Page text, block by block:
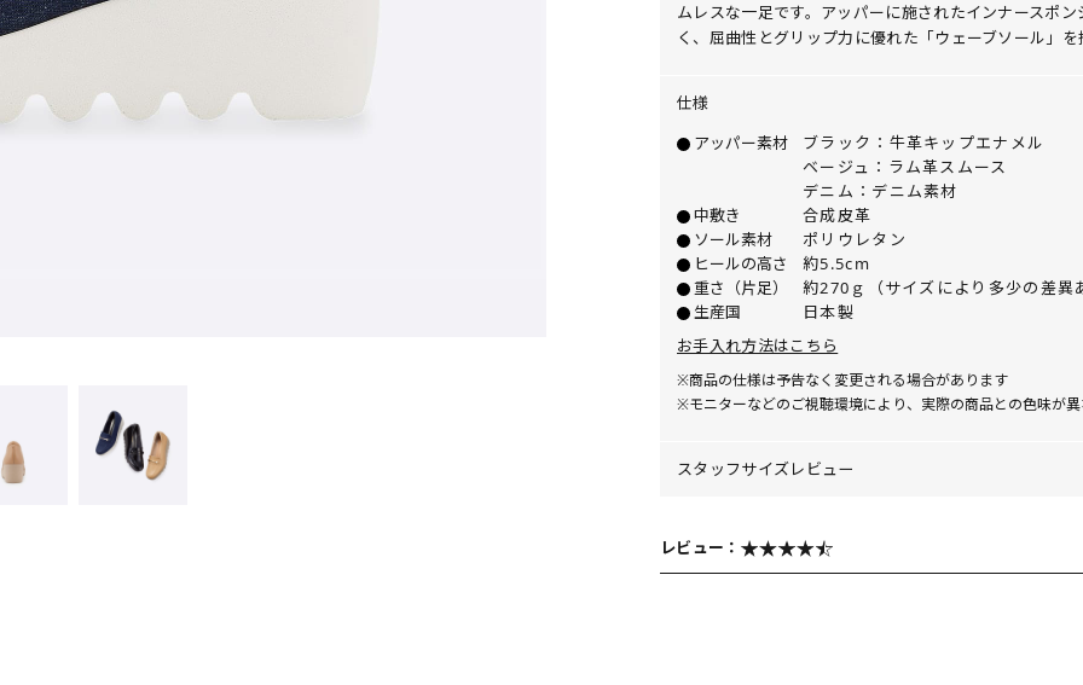
ムレスな一足です。アッパーに施されたインナースポ
く、屈曲性とグリップ力に優れた「ウェーブソール」
仕様
アッパー素材
ブラック：牛革キップエナメル
ベージュ：ラム革スムース
デニム：デニム素材
中敷き
合成皮革
ソール素材
ポリウレタン
ヒールの高さ
約5.5cm
重さ（片足）
約270ｇ（サイズにより多少の差異
生産国
日本製
お手入れ方法はこちら
※商品の仕様は予告なく変更される場合があります
※モニターなどのご視聴環境により、実際の商品との色味が
スタッフサイズレビュー
レビュー：